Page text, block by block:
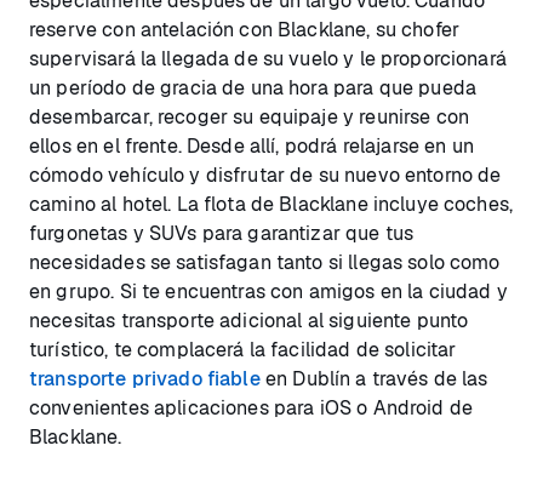
reserve con antelación con Blacklane, su chofer
supervisará la llegada de su vuelo y le proporcionará
un período de gracia de una hora para que pueda
desembarcar, recoger su equipaje y reunirse con
ellos en el frente. Desde allí, podrá relajarse en un
cómodo vehículo y disfrutar de su nuevo entorno de
camino al hotel. La flota de Blacklane incluye coches,
furgonetas y SUVs para garantizar que tus
necesidades se satisfagan tanto si llegas solo como
en grupo. Si te encuentras con amigos en la ciudad y
necesitas transporte adicional al siguiente punto
turístico, te complacerá la facilidad de solicitar
transporte privado fiableen Dublín a través de las
convenientes aplicaciones para iOS o Android de
Blacklane.